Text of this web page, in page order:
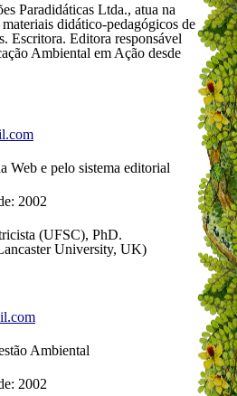
Paradidáticas Ltda., atua na
didático-pedagógicos de
Escritora. Editora responsável
Ambiental em Ação desde
Web e pelo sistema editorial
2002
(UFSC), PhD.
University, UK)
Ambiental
2002